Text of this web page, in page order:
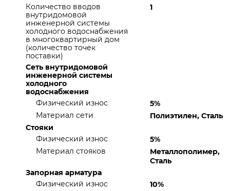
Количество вводов
внутридомовой
инженерной системы
холодного водоснабжения
в многоквартирный дом
(количество точек
поставки)
1
Сеть внутридомовой
инженерной системы
холодного
водоснабжения
Физический износ
5%
Материал сети
Полиэтилен, Сталь
Стояки
Физический износ
5%
Материал стояков
Металлополимер,
Сталь
Запорная арматура
Физический износ
10%